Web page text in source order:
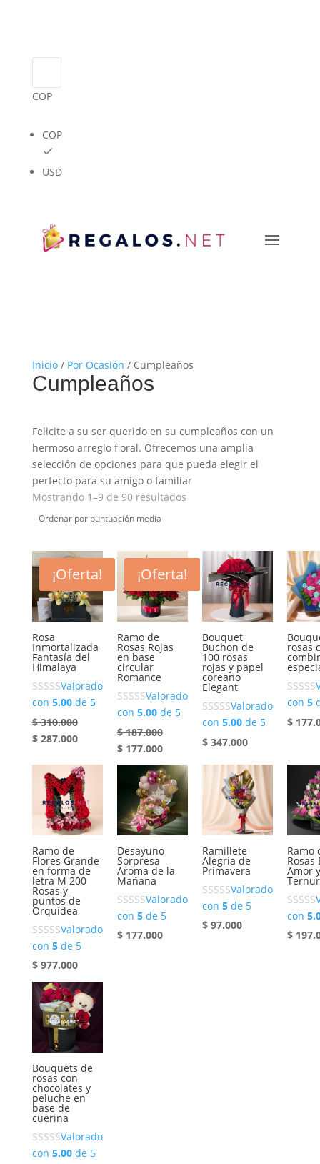
COP
COP
USD
Inicio/ Por Ocasión / Cumpleaños
Cumpleaños
Felicite a su ser querido en su cumpleaños con un
hermoso arreglo floral. Ofrecemos una amplia
selección de opciones para que pueda elegir el
perfecto para su amigo o familiar
Mostrando 1–9 de 90 resultadosOrdenado
¡Oferta!
Rosa
Inmortalizada
Fantasía del
Himalaya
Valorado
con 5.00de 5
$310.000
El
era:
$ 310.000.
$287.000El
es:
$ 287.000.
¡Oferta!
Ramo de
Rosas Rojas
en base
circular
Romance
Valorado
con 5.00de 5
$187.000
El
original
$ 187.000.
$177.000El
actual
es:
$ 177.000.
Bouquet
Buchon de
100 rosas
rojas y papel
coreano
Elegant
Valorado
con 5.00de 5
$347.000
rosas
con 5
$
Ramo de
Flores Grande
en forma de
letra M 200
Rosas y
puntos de
Orquídea
Valorado
con 5de 5
$977.000
Desayuno
Sorpresa
Aroma de la
Mañana
Valorado
con 5de 5
$177.000
Ramillete
Alegría de
Primavera
Valorado
con 5de 5
$97.000
Ramo
Rosas
Amor y
con
$
Bouquets de
rosas con
chocolates y
peluche en
base de
cuerina
Valorado
con 5.00de 5